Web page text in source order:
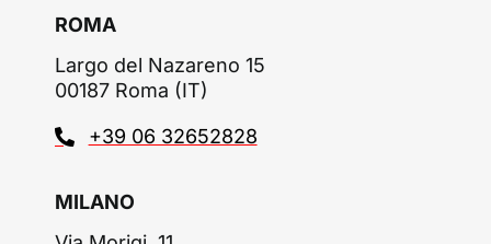
ROMA
Largo del Nazareno 15
00187 Roma (IT)
+39 06 32652828
MILANO